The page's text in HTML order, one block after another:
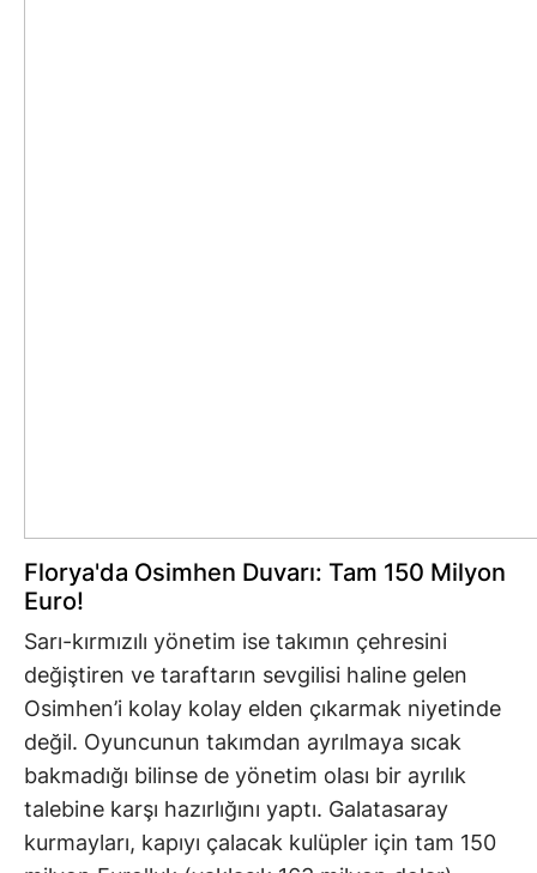
Florya'da Osimhen Duvarı: Tam 150 Milyon
Euro!
Sarı-kırmızılı yönetim ise takımın çehresini
değiştiren ve taraftarın sevgilisi haline gelen
Osimhen’i kolay kolay elden çıkarmak niyetinde
değil. Oyuncunun takımdan ayrılmaya sıcak
bakmadığı bilinse de yönetim olası bir ayrılık
talebine karşı hazırlığını yaptı. Galatasaray
kurmayları, kapıyı çalacak kulüpler için tam 150